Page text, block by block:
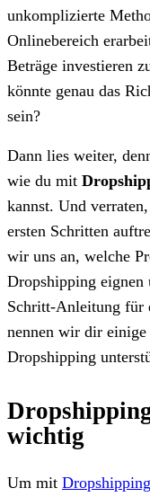
unkomplizierte
Onlinebereich
Beträge investieren
könnte genau das
sein?
Dann lies weiter,
wie du mit
kannst. Und
ersten Schritten
wir uns an, welche
Dropshipping
Schritt-Anleitung für
nennen wir dir
Dropshipping
wichtig
Um mit Dropshipping